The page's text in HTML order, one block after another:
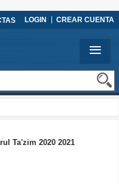
LOGIN CREAR CUENTA
Ta'zim 2020 2021